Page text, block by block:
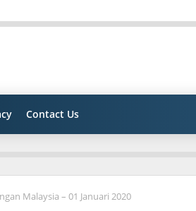
Contact Us
Malaysia – 01 Januari 2020